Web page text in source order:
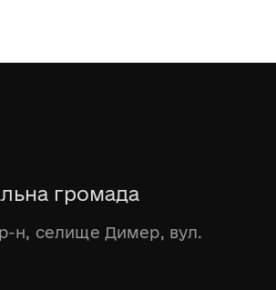
громада
н, селище Димер, вул.